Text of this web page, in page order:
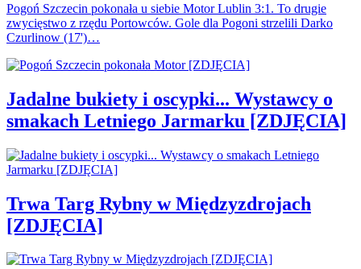
Pogoń Szczecin pokonała u siebie Motor Lublin 3:1. To drugie
zwycięstwo z rzędu Portowców. Gole dla Pogoni strzelili Darko
Czurlinow (17')…
Jadalne bukiety i oscypki... Wystawcy o
smakach Letniego Jarmarku [ZDJĘCIA]
Trwa Targ Rybny w Międzyzdrojach
[ZDJĘCIA]